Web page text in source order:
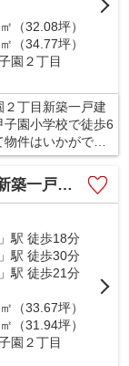
（32.08坪）
（34.77坪）
園２丁目
丁目新築一戸建
園小学校で徒歩6
件はいかがでし
しをするのであ
きっと素敵な一戸
戸建て
」駅 徒歩18分
」駅 徒歩30分
」駅 徒歩21分
（33.67坪）
（31.94坪）
園２丁目